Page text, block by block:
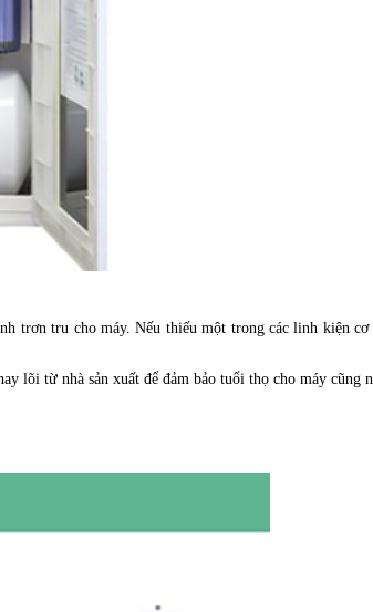
trơn tru cho máy. Nếu thiếu một trong các linh kiện cơ
lõi từ nhà sản xuất để đảm bảo tuổi thọ cho máy cũng